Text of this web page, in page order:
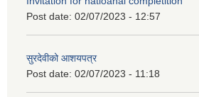
Post date: 02/07/2023 - 12:57
सुरदेवीको आशयपत्र
Post date: 02/07/2023 - 11:18